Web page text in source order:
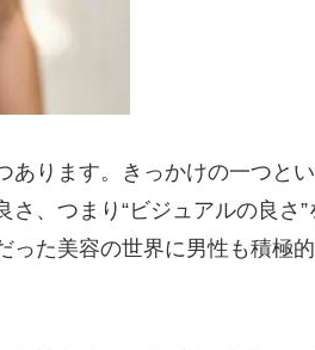
ります。きっかけの一つと
、つまり“ビジュアルの良さ”
た美容の世界に男性も積極